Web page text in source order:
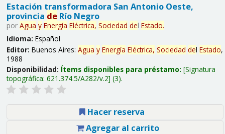
Estación transformadora San Antonio Oeste,
provincia deRío Negro
por Agua y Energía Eléctrica, Sociedad del Estado.
Idioma: Español
Editor: Buenos Aires: Agua y Energía Eléctrica, Sociedad del Estado,
1988
Disponibilidad: Ítems disponibles para préstamo: Signatura
topográfica: 621.374.5/A282/v.2 (3).
Hacer reserva
Agregar al carrito